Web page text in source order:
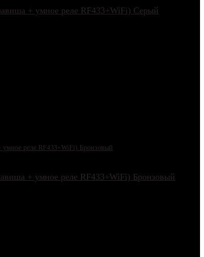
+ умное реле RF433+WiFi) Серый
+ умное реле RF433+WiFi) Бронзовый